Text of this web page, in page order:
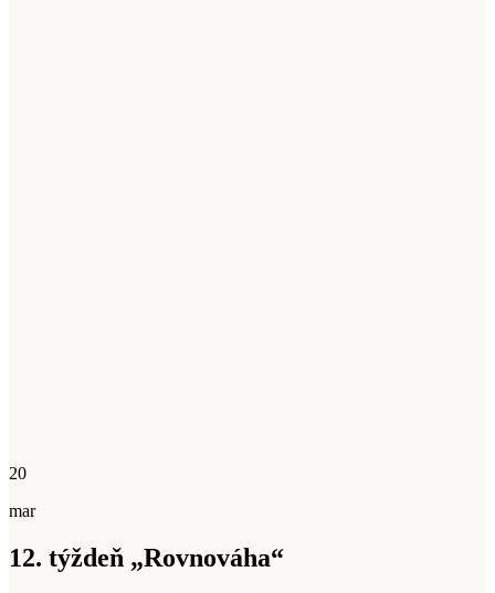
20
mar
12. týždeň „Rovnováha“